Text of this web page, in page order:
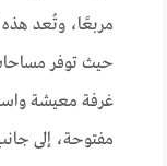
مربعًا، وتُعد هذه
غرفة معيشة
مفتوحة، إلى